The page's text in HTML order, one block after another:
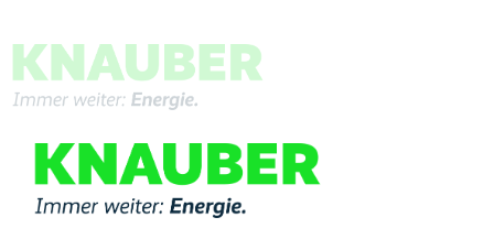
Menü
Mobil